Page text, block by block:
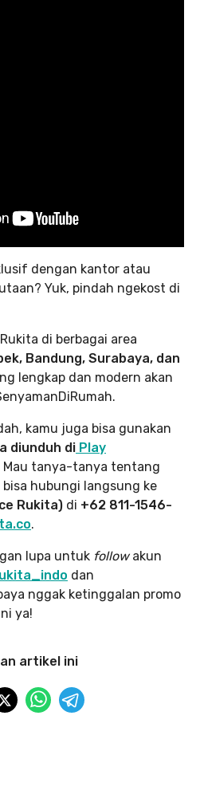
dengan kantor atau
Yuk, pindah ngekost di
di berbagai area
Bandung, Surabaya, dan
lengkap dan modern akan
kamu juga bisa gunakan
diunduh di Play
Mau tanya-tanya tentang
hubungi langsung ke
Rukita) di +62 811-1546-
.
lupa untuk followakun
dan
nggak ketinggalan promo
ya!
artikel ini